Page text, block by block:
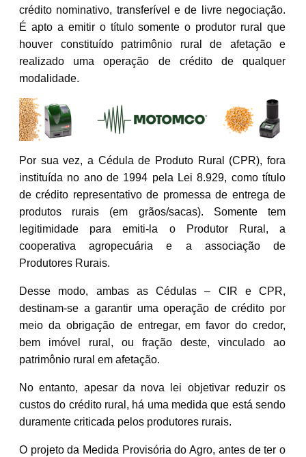
crédito nominativo, transferível e de livre negociação.
É apto a emitir o título somente o produtor rural que
houver constituído patrimônio rural de afetação e
realizado uma operação de crédito de qualquer
modalidade.
Por sua vez, a Cédula de Produto Rural (CPR), fora
instituída no ano de 1994 pela Lei 8.929, como título
de crédito representativo de promessa de entrega de
produtos rurais (em grãos/sacas). Somente tem
legitimidade para emiti-la o Produtor Rural, a
cooperativa agropecuária e a associação de
Produtores Rurais.
Desse modo, ambas as Cédulas – CIR e CPR,
destinam-se a garantir uma operação de crédito por
meio da obrigação de entregar, em favor do credor,
bem imóvel rural, ou fração deste, vinculado ao
patrimônio rural em afetação.
No entanto, apesar da nova lei objetivar reduzir os
custos do crédito rural, há uma medida que está sendo
duramente criticada pelos produtores rurais.
O projeto da Medida Provisória do Agro, antes de ter o